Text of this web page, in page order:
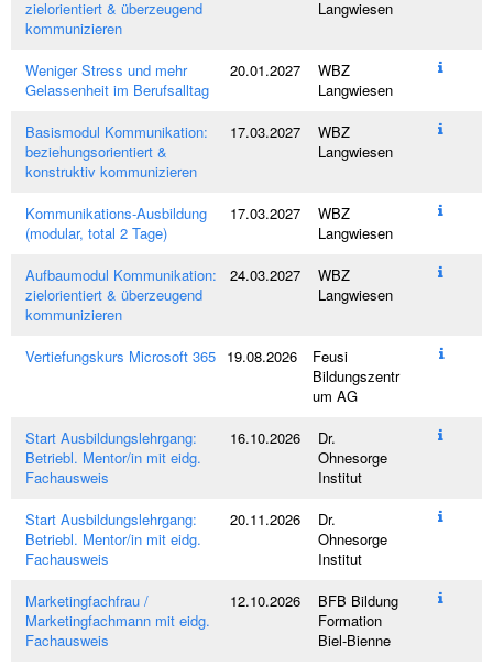
zielorientiert & überzeugend
kommunizieren
Langwiesen
Weniger Stress und mehr
Gelassenheit im Berufsalltag
20.01.2027
WBZ
Langwiesen
Basismodul Kommunikation:
beziehungsorientiert &
konstruktiv kommunizieren
17.03.2027
WBZ
Langwiesen
Kommunikations-Ausbildung
(modular, total 2 Tage)
17.03.2027
WBZ
Langwiesen
Aufbaumodul Kommunikation:
zielorientiert & überzeugend
kommunizieren
24.03.2027
WBZ
Langwiesen
Vertiefungskurs Microsoft 365 19.08.2026
Feusi
Bildungszentr
um AG
Start Ausbildungslehrgang:
Betriebl. Mentor/in mit eidg.
Fachausweis
16.10.2026
Dr.
Ohnesorge
Institut
Start Ausbildungslehrgang:
Betriebl. Mentor/in mit eidg.
Fachausweis
20.11.2026
Dr.
Ohnesorge
Institut
Marketingfachfrau /
Marketingfachmann mit eidg.
Fachausweis
12.10.2026
BFB Bildung
Formation
Biel-Bienne